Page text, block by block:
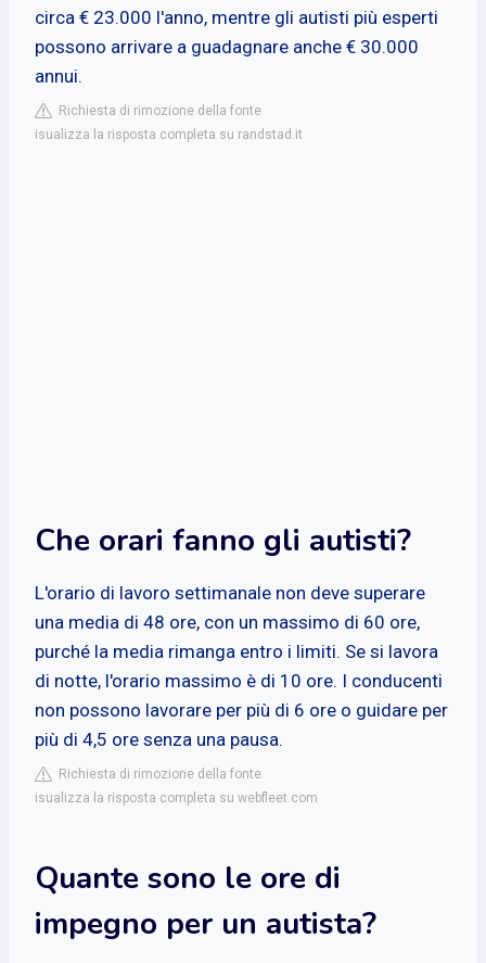
circa € 23.000 l'anno, mentre gli autisti più esperti
possono arrivare a guadagnare anche € 30.000
annui.
Richiesta di rimozione della fonte
isualizza la risposta completa su randstad.it
Che orari fanno gli autisti?
L'orario di lavoro settimanale non deve superare
una media di 48 ore, con un massimo di 60 ore,
purché la media rimanga entro i limiti. Se si lavora
di notte, l'orario massimo è di 10 ore. I conducenti
non possono lavorare per più di 6 ore o guidare per
più di 4,5 ore senza una pausa.
Richiesta di rimozione della fonte
isualizza la risposta completa su webfleet.com
Quante sono le ore di
impegno per un autista?